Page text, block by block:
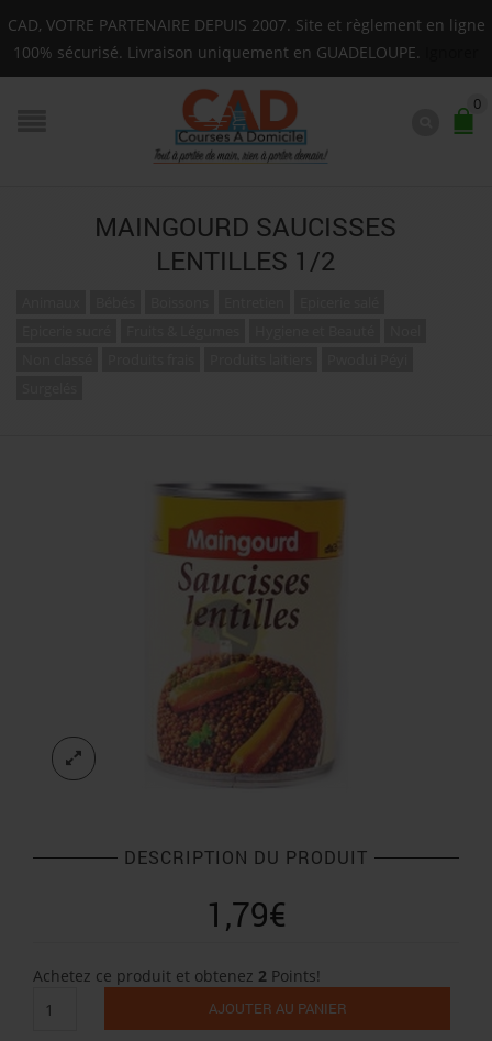
Livraison sur toute la Guadeloupe : Mardi, Jeudi,
0
MAINGOURD SAUCISSES
LENTILLES 1/2
DESCRIPTION DU PRODUIT
1,79€
Achetez ce produit et obtenez 2 Points!
de
AJOUTER AU PANIER
CAD, VOTRE PARTENAIRE DEPUIS 2007. Site et règlement en ligne
100% sécurisé. Livraison uniquement en GUADELOUPE.